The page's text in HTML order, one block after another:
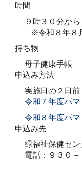
時間
９時３０分か
※令和８年８月
持ち物
母子健康手帳
申込み方法
実施日の２日前
令和７年度パマ
令和８年度パマ
申込み先
緑福祉保健セ
電話：９３０－